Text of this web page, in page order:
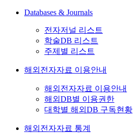
Databases & Journals
전자저널 리스트
학술DB 리스트
주제별 리스트
해외전자자료 이용안내
해외전자자료 이용안내
해외DB별 이용권한
대학별 해외DB 구독현황
해외전자자료 통계